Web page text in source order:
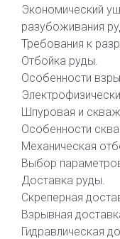
Экономический
разубоживания
Требования к
Отбойка руды.
Особенности
Шпуровая и
Особенности
Механическая
Выбор
Доставка руды.
Скреперная
Взрывная
Гидравлическая